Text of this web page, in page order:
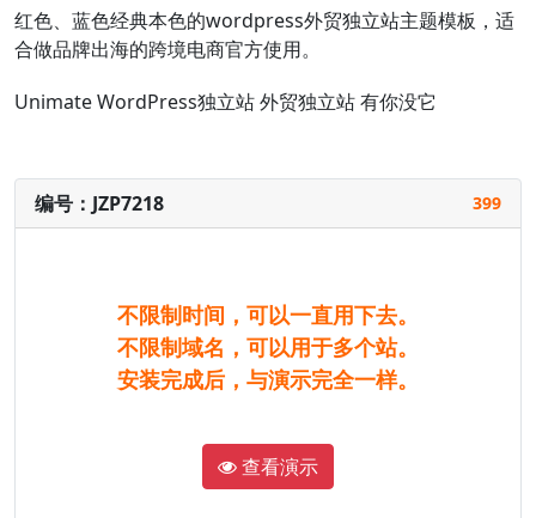
红色、蓝色经典本色的wordpress外贸独立站主题模板，适
合做品牌出海的跨境电商官方使用。
UnimateWordPress独立站外贸独立站有你没它
编号：JZP7218 399
不限制时间，可以一直用下去。
不限制域名，可以用于多个站。
安装完成后，与演示完全一样。
查看演示